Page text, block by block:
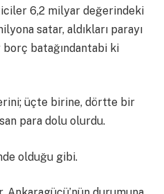
6,2 milyar değerindeki
satar, aldıkları parayı
batağındantabi ki
üçte birine, dörtte bir
para dolu olurdu.
olduğu gibi.